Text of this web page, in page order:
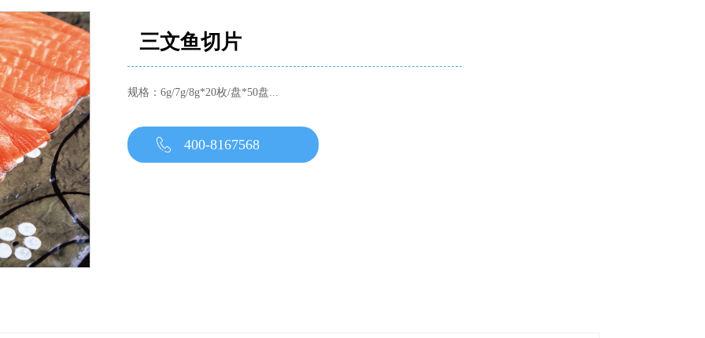
三文鱼切片
规格：6g/7g/8g*20枚/盘*50盘...
400-8167568